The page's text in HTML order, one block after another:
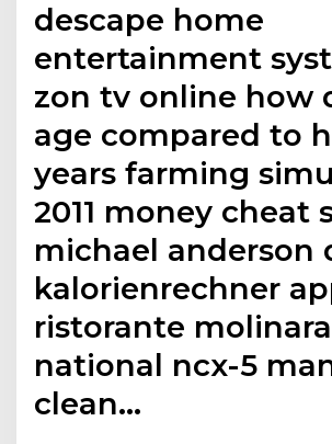
descape home
entertainment
zon tv online how
age compared to
years farming
2011 money cheat
michael anderson
kalorienrechner
ristorante
national ncx-5
clean…